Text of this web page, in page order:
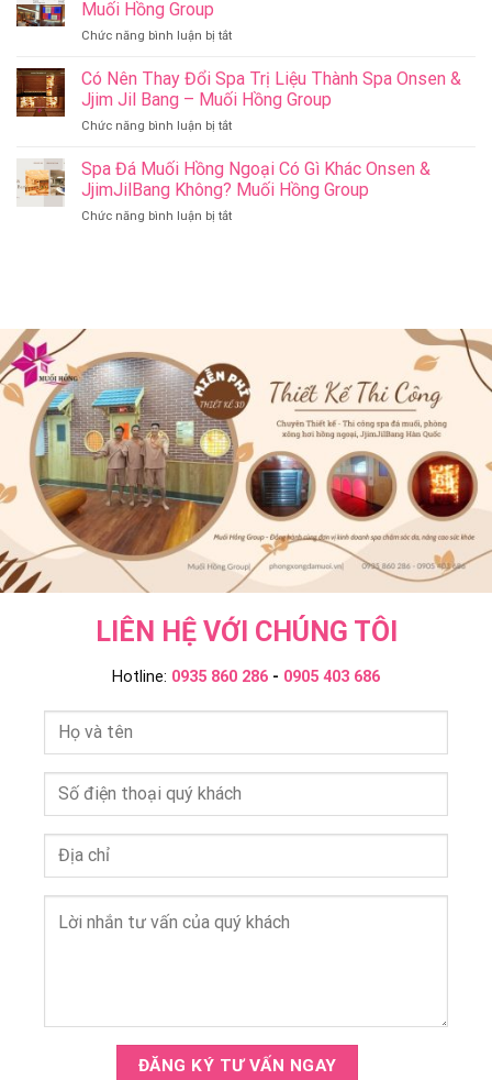
Ý
Cho
Sức
–
&
Jjim
Bang
Muối Hồng Group
Chức năng bình luận bị tắtở
Riverside
Onsen
&
Jjim
Bang
Đà
Muối
Có Nên Thay Đổi Spa Trị Liệu Thành Spa Onsen &
Jjim Jil Bang – Muối Hồng Group
Chức năng bình luận bị tắtở
Nên
Thay
Đổi
Spa
&
Jil
Bang
–
Muối
Hồng
Group
Spa Đá Muối Hồng Ngoại Có Gì Khác Onsen &
JjimJilBang Không? Muối Hồng Group
Chức năng bình luận bị tắtở
Có
Khác
Onsen
&
JjimJilBang
Không?
Muối
Hồng
Group
LIÊN HỆ VỚI CHÚNG TÔI
Hotline: 0935 860 286 - 0905 403 686